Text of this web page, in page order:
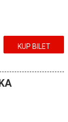
KUP BILET